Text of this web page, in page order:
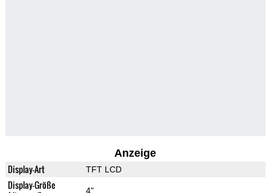
Anzeige
Display-Art TFT LCD
Display-Größe
4"